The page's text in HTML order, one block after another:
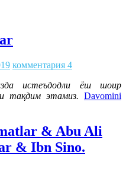
комментария 4
истеъдодли ёш шоир
тақдим этамиз. Davomini
& Abu Ali
& Ibn Sino.